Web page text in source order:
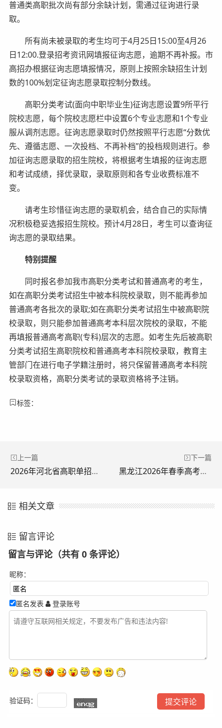
普通类高职批次尚有部分余缺计划，需通过征询进行录
取。
所有尚未被录取的考生均可于4月25日15:00至4月26
日12:00.登录招考资讯网填报征询志愿，逾期不再补报。市
高招办根据征询志愿填报情况，原则上按照余缺招生计划
数的100%划定征询志愿录取控制分数线。
高职分类考试(面向中职毕业生)征询志愿设置9所平行
院校志愿，每个院校志愿栏中设置6个专业志愿和1个专业
服从调剂志愿。征询志愿录取时仍然按照平行志愿“分数优
先、遵循志愿、一次投档、不再补档”的投档规则进行。参
加征询志愿录取的招生院校，将根据考生填报的征询志愿
和考试成绩，择优录取，录取原则和各专业收费标准不
变。
请考生珍惜征询志愿的录取机会，结合自己的实际情
况积极稳妥选报招生院校。预计4月28日，考生可以查询征
询志愿的录取结果。
特别提醒
同时报名参加我市高职分类考试和普通高考的考生，
如在高职分类考试招生中被本科院校录取，则不能再参加
普通高考各批次的录取;如在高职分类考试招生中被高职院
校录取，则只能参加普通高考本科层次院校的录取，不能
再填报普通高考高职(专科)层次的志愿。如考生先后被高职
分类考试招生高职院校和普通高考本科院校录取，教育主
管部门在进行电子学籍注册时，将只保留普通高考本科院
校录取资格，高职分类考试的录取资格将予注销。
标签：
上一篇
2026年河北省高职单招录取时间安排
下一篇
黑龙江2026年春季高考志愿填报时间及入口
相关文章
留言评论
留言与评论（共有 0 条评论）
昵称：
匿名发表 登录账号
验证码：